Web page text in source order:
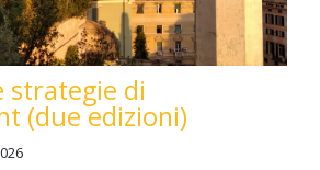
strategie di
(due edizioni)